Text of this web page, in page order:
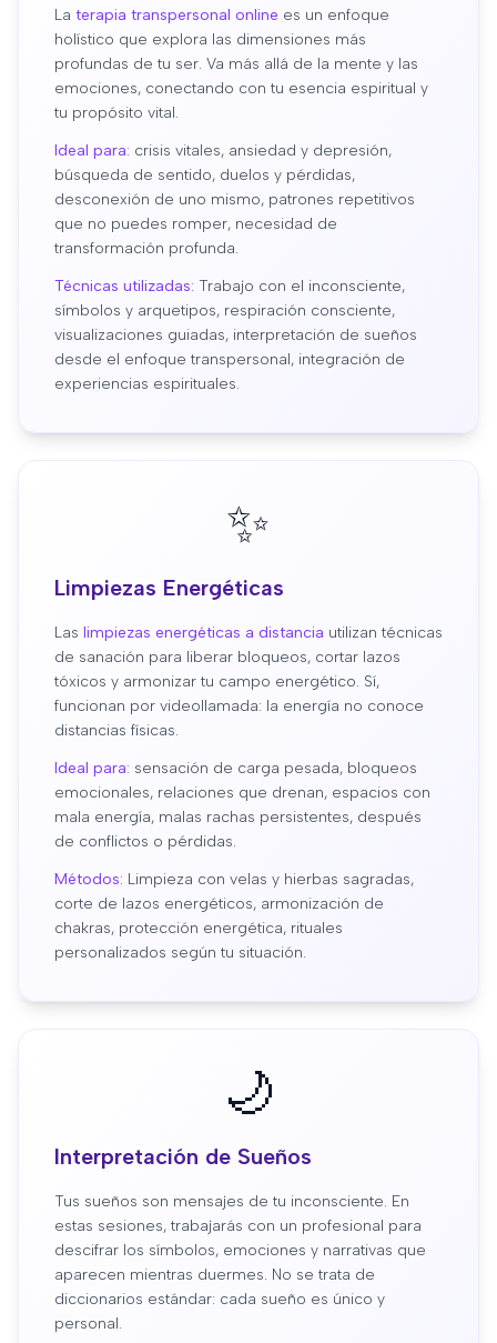
La terapia transpersonal online es un enfoque
holístico que explora las dimensiones más
profundas de tu ser. Va más allá de la mente y las
emociones, conectando con tu esencia espiritual y
tu propósito vital.
Ideal para: crisis vitales, ansiedad y depresión,
búsqueda de sentido, duelos y pérdidas,
desconexión de uno mismo, patrones repetitivos
que no puedes romper, necesidad de
transformación profunda.
Técnicas utilizadas: Trabajo con el inconsciente,
símbolos y arquetipos, respiración consciente,
visualizaciones guiadas, interpretación de sueños
desde el enfoque transpersonal, integración de
experiencias espirituales.
✨
Limpiezas Energéticas
Las limpiezas energéticas a distancia utilizan técnicas
de sanación para liberar bloqueos, cortar lazos
tóxicos y armonizar tu campo energético. Sí,
funcionan por videollamada: la energía no conoce
distancias físicas.
Ideal para: sensación de carga pesada, bloqueos
emocionales, relaciones que drenan, espacios con
mala energía, malas rachas persistentes, después
de conflictos o pérdidas.
Métodos: Limpieza con velas y hierbas sagradas,
corte de lazos energéticos, armonización de
chakras, protección energética, rituales
personalizados según tu situación.
🌙
Interpretación de Sueños
Tus sueños son mensajes de tu inconsciente. En
estas sesiones, trabajarás con un profesional para
descifrar los símbolos, emociones y narrativas que
aparecen mientras duermes. No se trata de
diccionarios estándar: cada sueño es único y
personal.